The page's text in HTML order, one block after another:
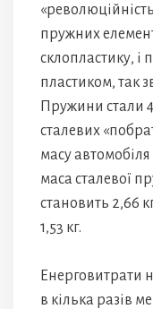
пружних
склопластику, і
пластиком, так
Пружини стали
сталевих
масу
маса сталевої
становить 2,66
1,53 кг.
Енерговитрати
в кілька разів